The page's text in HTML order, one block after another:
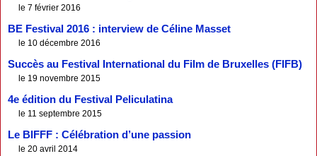
le 7 février 2016
BE Festival 2016 : interview de Céline Masset
le 10 décembre 2016
Succès au Festival International du Film de Bruxelles (FIFB)
le 19 novembre 2015
4e édition du Festival Peliculatina
le 11 septembre 2015
Le BIFFF : Célébration d’une passion
le 20 avril 2014